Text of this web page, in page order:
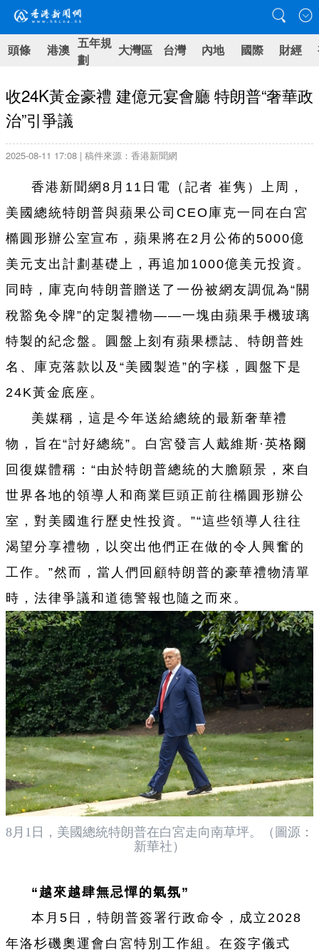
頭條 港澳 五年規
劃
大灣區 台灣 內地 國際 財經
收24K黃金豪禮 建億元宴會廳 特朗普“奢華政
治”引爭議
2025-08-11 17:08 | 稿件來源：香港新聞網
香港新聞網 8月11日電（記者 崔隽）上周，
美國總統特朗普與蘋果公司CEO庫克一同在白宮
橢圓形辦公室宣布，蘋果將在2月公佈的5000億
美元支出計劃基礎上，再追加1000億美元投資。
同時，庫克向特朗普贈送了一份被網友調侃為“關
稅豁免令牌”的定製禮物——一塊由蘋果手機玻璃
特製的紀念盤。圓盤上刻有蘋果標誌、特朗普姓
名、庫克落款以及“美國製造”的字樣，圓盤下是
24K黃金底座。
美媒稱，這是今年送給總統的最新奢華禮
物，旨在“討好總統”。白宮發言人戴維斯·英格爾
回復媒體稱：“由於特朗普總統的大膽願景，來自
世界各地的領導人和商業巨頭正前往橢圓形辦公
室，對美國進行歷史性投資。”“這些領導人往往
渴望分享禮物，以突出他們正在做的令人興奮的
工作。”然而，當人們回顧特朗普的豪華禮物清單
時，法律爭議和道德警報也隨之而來。
8月1日，美國總統特朗普在白宮走向南草坪。（圖源：
新華社）
“越來越肆無忌憚的氣氛”
本月5日，特朗普簽署行政命令，成立2028
年洛杉磯奧運會白宮特別工作組。在簽字儀式